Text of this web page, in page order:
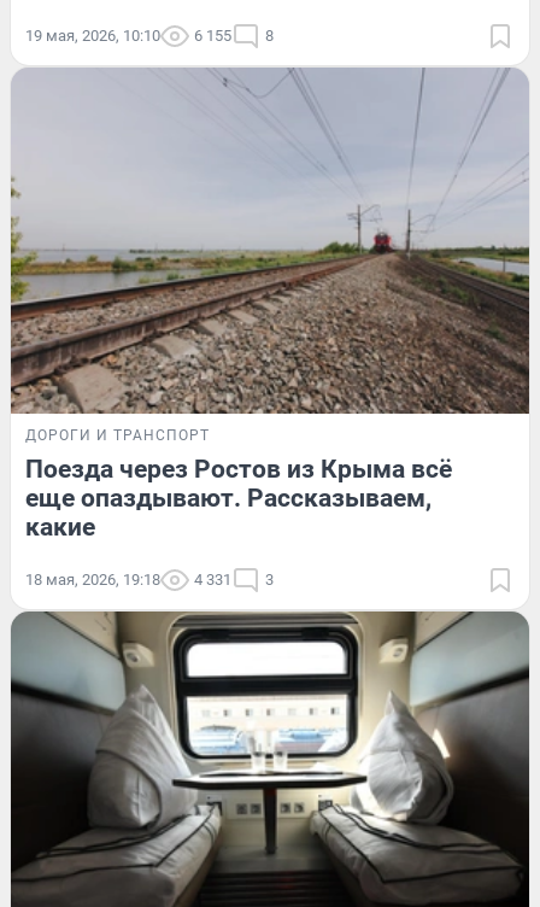
19 мая, 2026, 10:10 6 155 8
ДОРОГИ И ТРАНСПОРТ
Поезда через Ростов из Крыма всё
еще опаздывают. Рассказываем,
какие
18 мая, 2026, 19:18 4 331 3